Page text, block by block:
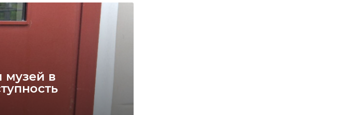
музей в
в аэропорту «Пулково».
уборщик воздушной гавани -
задержали россиянина,
лиц по предварительному